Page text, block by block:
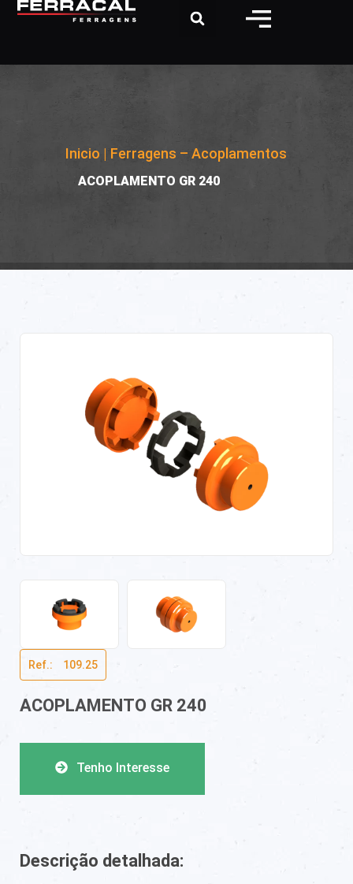
Inicio | Ferragens – Acoplamentos
ACOPLAMENTO GR 240
Ref.:ﾠ109.25
ACOPLAMENTO GR 240
Tenho Interesse
Descrição detalhada: